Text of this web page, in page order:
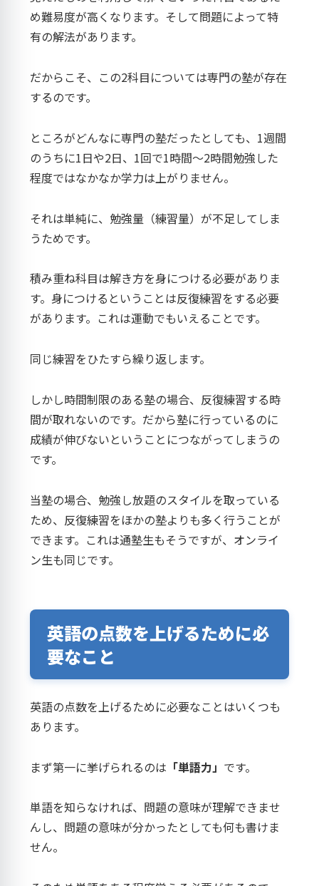
め難易度が高くなります。そして問題によって特
有の解法があります。
だからこそ、この2科目については専門の塾が存在
するのです。
ところがどんなに専門の塾だったとしても、1週間
のうちに1日や2日、1回で1時間～2時間勉強した
程度ではなかなか学力は上がりません。
それは単純に、勉強量（練習量）が不足してしま
うためです。
積み重ね科目は解き方を身につける必要がありま
す。身につけるということは反復練習をする必要
があります。これは運動でもいえることです。
同じ練習をひたすら繰り返します。
しかし時間制限のある塾の場合、反復練習する時
間が取れないのです。だから塾に行っているのに
成績が伸びないということにつながってしまうの
です。
当塾の場合、勉強し放題のスタイルを取っている
ため、反復練習をほかの塾よりも多く行うことが
できます。これは通塾生もそうですが、オンライ
ン生も同じです。
英語の点数を上げるために必
要なこと
英語の点数を上げるために必要なことはいくつも
あります。
まず第一に挙げられるのは 「単語力」 です。
単語を知らなければ、問題の意味が理解できませ
んし、問題の意味が分かったとしても何も書けま
せん。